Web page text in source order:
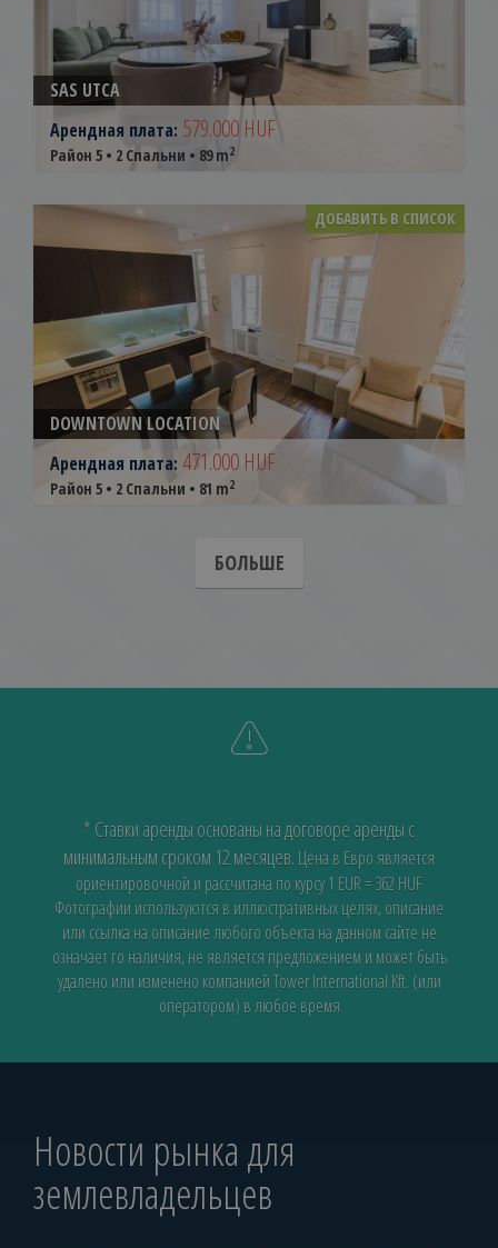
SAS UTCA
Арендная плата: 579.000 HUF
Район 5 • 2 Спальни • 89 m2
ДОБАВИТЬ В СПИСОК
DOWNTOWN LOCATION
Арендная плата: 471.000 HUF
Район 5 • 2 Спальни • 81 m2
БОЛЬШЕ
* Ставки аренды основаны на договоре аренды с
минимальным сроком 12 месяцев. Цена в Евро является
ориентировочной и рассчитана по курсу 1 EUR = 362 HUF
Фотографии используются в иллюстративных целях, описание
или ссылка на описание любого объекта на данном сайте не
означает го наличия, не является предложением и может быть
удалено или изменено компанией Tower International Kft. (или
оператором) в любое время
Новости рынка для
землевладельцев